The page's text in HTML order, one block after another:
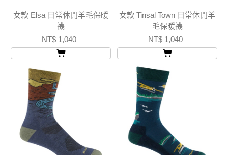
女款 Elsa 日常休閒羊毛保暖
襪
NT$ 1,040
女款 Tinsal Town 日常休閒羊
毛保暖襪
NT$ 1,040